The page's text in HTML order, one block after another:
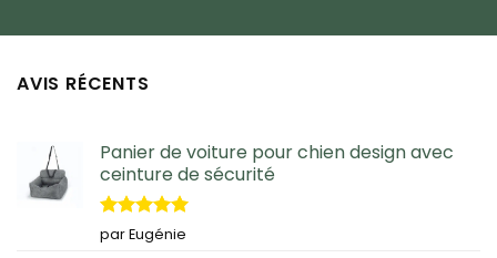
AVIS RÉCENTS
Panier de voiture pour chien design avec
ceinture de sécurité
Note5sur
5
par Eugénie